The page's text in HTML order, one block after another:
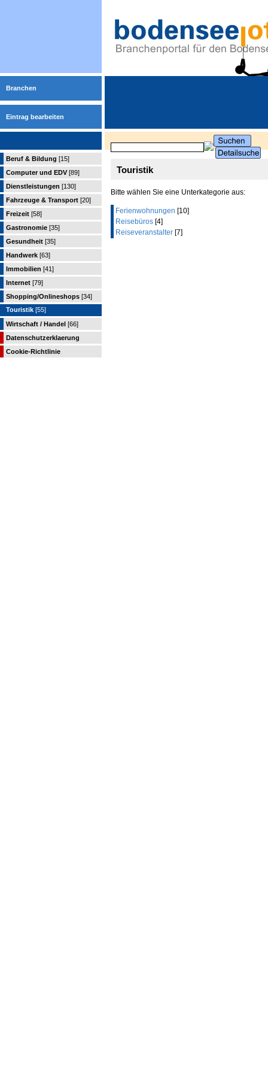
Branchen
Eintrag bearbeiten
Beruf & Bildung [15]
Computer und EDV [89]
Dienstleistungen [130]
Fahrzeuge & Transport [20]
Freizeit [58]
Gastronomie [35]
Gesundheit [35]
Handwerk [63]
Immobilien [41]
Internet [79]
Shopping/Onlineshops [34]
Touristik [55]
Wirtschaft / Handel [66]
Datenschutzerklaerung
Cookie-Richtlinie
Touristik
Bitte wählen Sie eine Unterkategorie aus:
Ferienwohnungen [10]
Reisebüros [4]
Reiseveranstalter [7]